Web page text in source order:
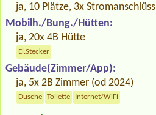
ja, 10 Plätze, 3x Stromanschlüss
Mobilh./Bung./Hütten:
ja, 20x 4B Hütte
El.Stecker
Gebäude(Zimmer/App):
ja, 5x 2B Zimmer (od 2024)
Dusche Toilette Internet/WiFi